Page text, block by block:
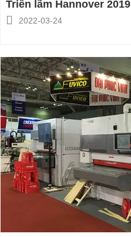
Triển lãm Hannover 2019

2022-03-24